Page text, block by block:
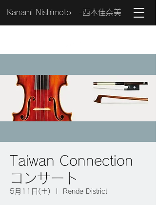
Kanami Nishimoto -西本佳奈美
Taiwan Connection
コンサート
5月11日(土) Rende District